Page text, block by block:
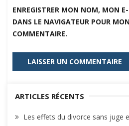
ENREGISTRER MON NOM, MON
DANS LE NAVIGATEUR POUR
COMMENTAIRE.
ARTICLES RÉCENTS
Les effets du divorce sans juge